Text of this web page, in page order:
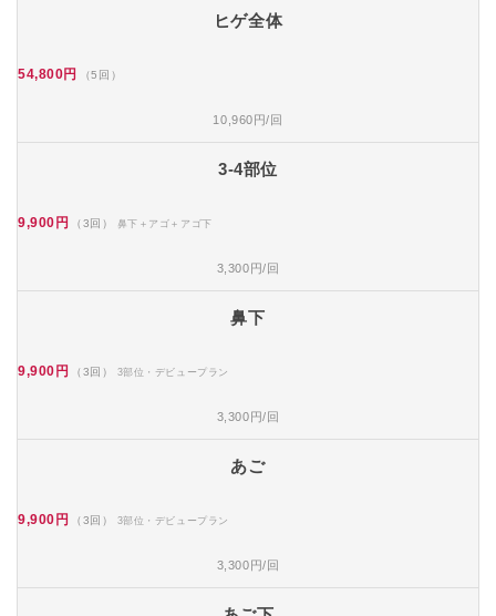
ヒゲ全体
54,800円 （5回）
10,960円/回
3-4部位
9,900円 （3回） 鼻下＋アゴ＋アゴ下
3,300円/回
鼻下
9,900円 （3回） 3部位・デビュープラン
3,300円/回
あご
9,900円 （3回） 3部位・デビュープラン
3,300円/回